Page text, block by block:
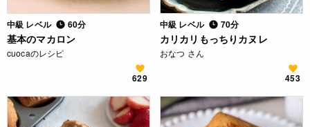
中級 レベル 60分
基本のマカロン
cuocaのレシピ
629
中級 レベル 70分
カリカリもっちりカヌレ
おなつ さん
453